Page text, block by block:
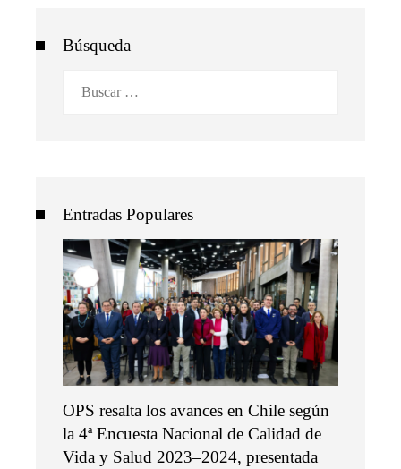
Búsqueda
Entradas Populares
OPS resalta los avances en Chile según
la 4ª Encuesta Nacional de Calidad de
Vida y Salud 2023–2024, presentada